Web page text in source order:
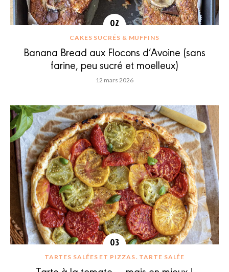
CAKES SUCRÉS & MUFFINS
Banana Bread aux Flocons d’Avoine (sans
farine, peu sucré et moelleux)
12 mars 2026
TARTES SALÉES ET PIZZAS TARTE SALÉE